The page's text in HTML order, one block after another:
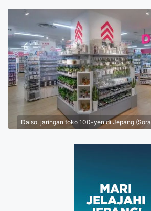
Daiso, jaringan toko 100-yen di Jepang